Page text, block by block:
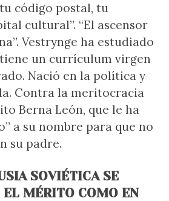
código postal, tu
cultural”. “El ascensor
Vestrynge ha estudiado
un currículum virgen
Nació en la política y
Contra la meritocracia
Berna León, que le ha
a su nombre para que no
su padre.
SOVIÉTICA SE
EL MÉRITO COMO EN